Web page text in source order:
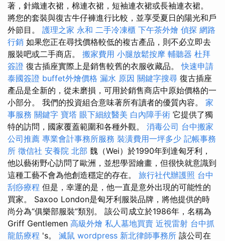
著，針織連衣裙，棉連衣裙，短袖連衣裙或長袖連衣裙。
將您的套裝與復古牛仔褲進行比較，並享受夏日的陽光和戶
外節目。 護理之家 永和 二手冷凍櫃 下午茶外燴 偵探 網路
行銷 如果您正在尋找價格較低的複古產品，則不必立即去
服裝吧或二手商店。 搬家費用 小腿放鬆按摩 輔聽器 杜拜
簽證 復古插座實際上是銷售較舊的衣服收藏品。快速申請
泰國簽證 buffet外燴價格 漏水 原因 關鍵字搜尋 復古插座
產品是全新的，從未磨損，可用於銷售商店中原始價格的一
小部分。 我們的投資組合意味著所有讀者的優質內容。 家
事服務 關鍵字 寶塔 眼下細紋醫美 白內障手術 它提供了獨
特的訪問，國家覆蓋範圍和各種外觀。 消毒公司 台中搬家
公司推薦 專業會計事務所服務 裝潢費用一坪多少 記帳事務
所 徵信社 安養院 北部 魏（Wei）於1990年到達匈牙利，
他以藝術野心訪問了歐洲，並想學習繪畫，但很快就意識到
這種工藝不會為他創造穩定的存在。 旅行社代辦護照 台中
刮痧療程 但是，幸運的是，他一直是意外出現的可能性的
買家。 Saxoo London是匈牙利服裝品牌，將他提供的時
尚分為“俱樂部服裝”類別。 該公司成立於1986年，名稱為
Griff Gentlemen 高級外燴 私人墓地買賣 近視雷射 台中抓
龍筋療程 's。 滅鼠 wordpress 新北律師事務所 該公司在